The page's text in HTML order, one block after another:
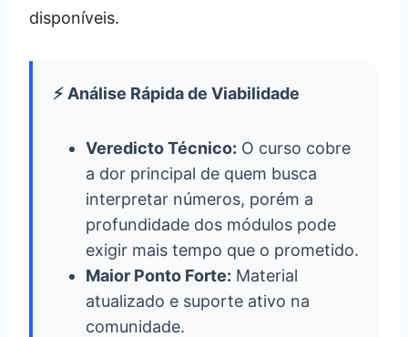
disponíveis.
⚡ Análise Rápida de Viabilidade
Veredicto Técnico: O curso cobre
a dor principal de quem busca
interpretar números, porém a
profundidade dos módulos pode
exigir mais tempo que o prometido.
Maior Ponto Forte: Material
atualizado e suporte ativo na
comunidade.